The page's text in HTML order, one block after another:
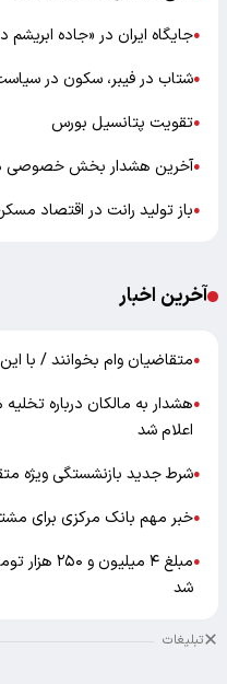
●جایگاه ایران در «جاده ابریشم
●شتاب در فیبر، سکون در
●تقویت پتانسیل بورس
●آخرین هشدار بخش خصوصی
●باز تولید رانت در اقتصاد
آخرین اخبار
●متقاضیان وام بخوانند / با
●هشدار به مالکان درباره
اعلام شد
●شرط جدید بازنشستگی ویژه
●خبر مهم بانک مرکزی برای
●
مبلغ ۴
شد
تبلیغات